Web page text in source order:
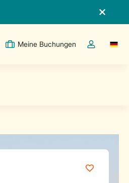
Meine Buchungen
Dropdown-